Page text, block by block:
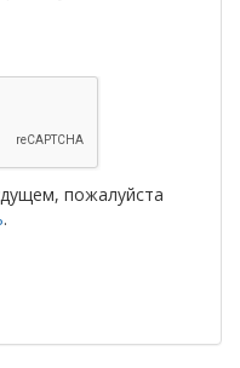
пожалуйста
.